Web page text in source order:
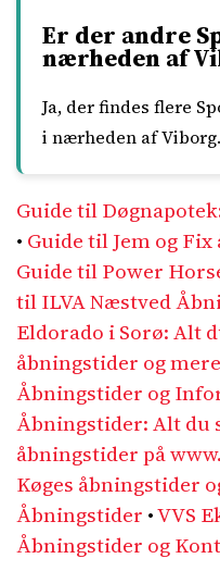
Er der andre
nærheden af
Ja, der findes flere
i nærheden af Viborg.
Guide til
• Guide til Jem og
Guide til Power
til ILVA Næstved
Eldorado i Sorø: Alt
åbningstider og mere
Åbningstider og
Åbningstider: Alt du
åbningstider på
Køges åbningstider
Åbningstider •VVS
Åbningstider og